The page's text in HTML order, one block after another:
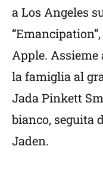
a Los Angeles
Apple.
la famiglia al
Jada Pinkett
bianco, seguita
Jaden.